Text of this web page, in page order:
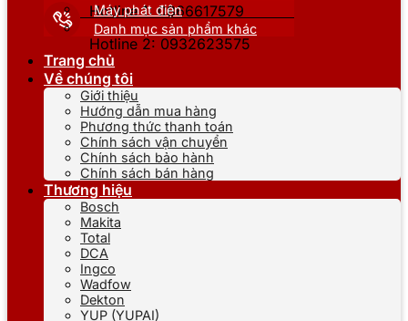
Hotline 1: 0866617579
Hotline 2: 0932623575
Máy phát điện
Danh mục sản phẩm khác
Trang chủ
Về chúng tôi
Giới thiệu
Hướng dẫn mua hàng
Phương thức thanh toán
Chính sách vận chuyển
Chính sách bảo hành
Chính sách bán hàng
Thương hiệu
Bosch
Makita
Total
DCA
Ingco
Wadfow
Dekton
YUP (YUPAI)